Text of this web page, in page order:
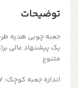
توضیحات
یک پیشنهاد عالی
متنوع
اندازه جعبه کوچک: 12x12x7 سانتی متر